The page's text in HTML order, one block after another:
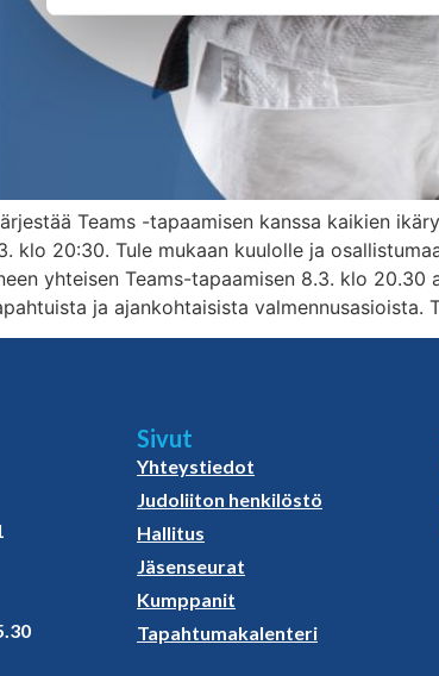
Teams -tapaamisen kanssa kaikien
klo 20:30. Tule mukaan kuulolle ja
yhteisen Teams-tapaamisen 8.3. klo
ja ajankohtaisista
Sivut
Yhteystiedot
Judoliiton henkilöstö
Hallitus
Jäsenseurat
Kumppanit
Tapahtumakalenteri